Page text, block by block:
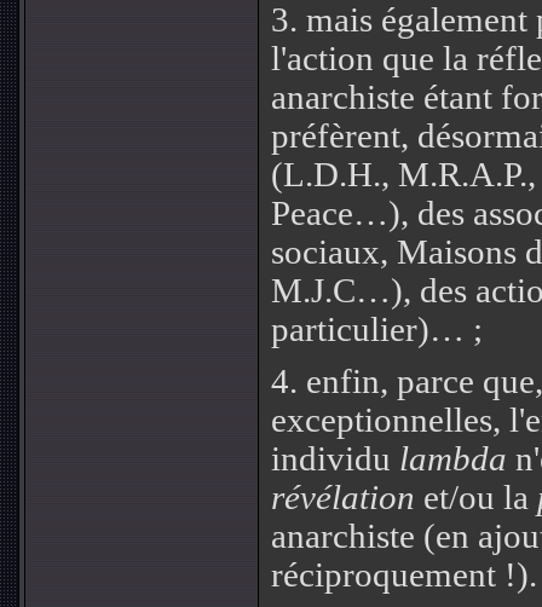
3. mais également
l'action que la
anarchiste étant
préfèrent,
(L.D.H.,
Peace…), des
sociaux, Maisons
M.J.C…), des
particulier)… ;
4. enfin, parce
exceptionnelles,
individu lambda
révélation et/ou la
anarchiste (en
réciproquement !).